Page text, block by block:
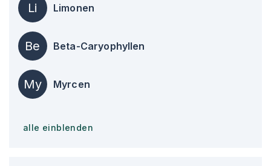
Li Limonen
Be Beta-Caryophyllen
My Myrcen
alle einblenden